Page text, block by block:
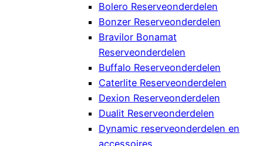
Bolero Reserveonderdelen
Bonzer Reserveonderdelen
Bravilor Bonamat
Reserveonderdelen
Buffalo Reserveonderdelen
Caterlite Reserveonderdelen
Dexion Reserveonderdelen
Dualit Reserveonderdelen
Dynamic reserveonderdelen en